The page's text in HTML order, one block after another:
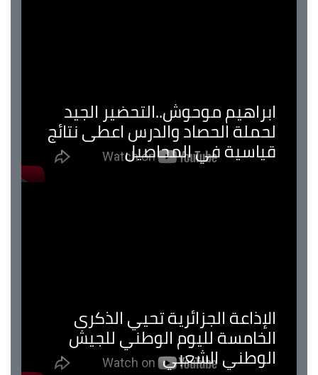
ابراهيم موحوش..التحضير الجيد
لحملة الحصاد والدرس اعطى نتائج
قياسية في المحاصيل
الإذاعة الجزائرية تحيي الذكرى
الخامسة لليوم الوطني للجيش
الوطني الشعبي